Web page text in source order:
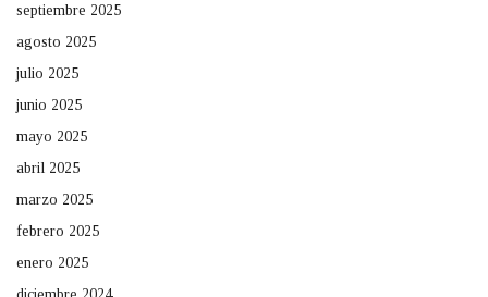
septiembre 2025
agosto 2025
julio 2025
junio 2025
mayo 2025
abril 2025
marzo 2025
febrero 2025
enero 2025